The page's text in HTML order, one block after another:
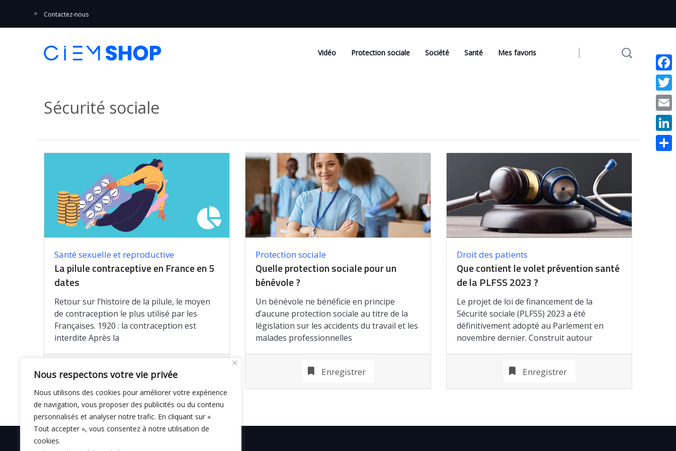
Nous respectons votre vie privée
Nous utilisons des cookies pour améliorer votre expérience
de navigation, vous proposer des publicités ou du contenu
personnalisés et analyser notre trafic. En cliquant sur «
Tout accepter », vous consentez à notre utilisation de
cookies.
Contactez-nous
Vidéo Protection sociale Société Santé Mes favoris
Sécurité sociale
Santé sexuelle et reproductive
La pilule contraceptive en France en 5
dates
Retour sur l’histoire de la pilule, le moyen
de contraception le plus utilisé par les
Françaises. 1920 : la contraception est
interdite Après la
Enregistrer
Protection sociale
Quelle protection sociale pour un
bénévole ?
Un bénévole ne bénéficie en principe
d’aucune protection sociale au titre de la
législation sur les accidents du travail et les
malades professionnelles
Enregistrer
Droit des patients
Que contient le volet prévention santé
de la PLFSS 2023 ?
Le projet de loi de financement de la
Sécurité sociale (PLFSS) 2023 a été
définitivement adopté au Parlement en
novembre dernier. Construit autour
Enregistrer